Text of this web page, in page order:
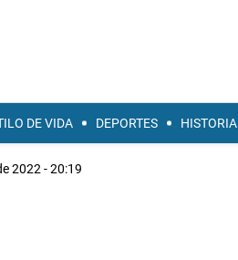
DE VIDA DEPORTES HISTORIA
2022 - 20:19